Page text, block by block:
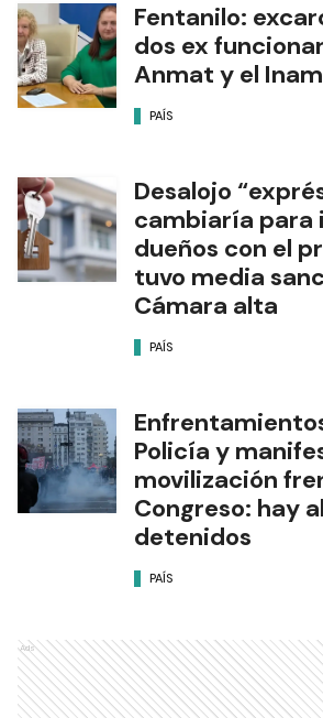
Fentanilo:
dos ex
Anmat y el
PAÍS
Desalojo
cambiaría para
dueños con el
tuvo media
Cámara alta
PAÍS
Policía y
movilización
Congreso: hay
detenidos
PAÍS
Ads